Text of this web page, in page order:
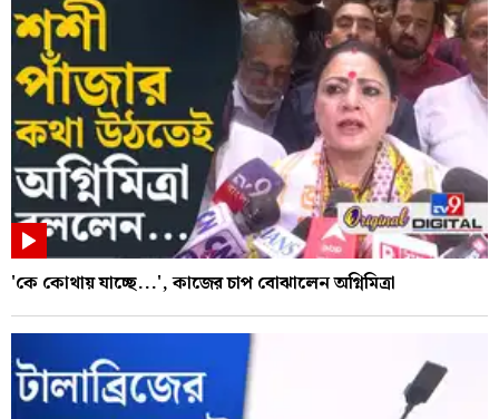
'কে কোথায় যাচ্ছে...', কাজের চাপ বোঝালেন অগ্নিমিত্রা